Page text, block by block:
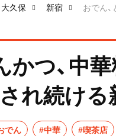
大久保 新宿
おでん
かつ、中
れ続け
でん #中華 #喫茶店